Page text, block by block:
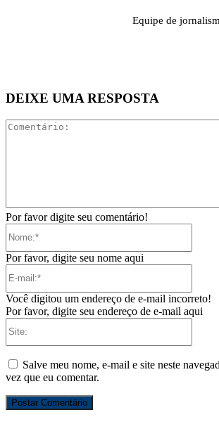
Equipe de
DEIXE UMA RESPOSTA
Por favor digite seu comentário!
Por favor, digite seu nome aqui
Você digitou um endereço de e-mail incorreto!
Por favor, digite seu endereço de e-mail aqui
Salve meu nome, e-mail e site neste
vez que eu comentar.